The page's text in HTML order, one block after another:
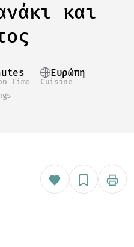
και
Time
Ευρώπη
Cuisine